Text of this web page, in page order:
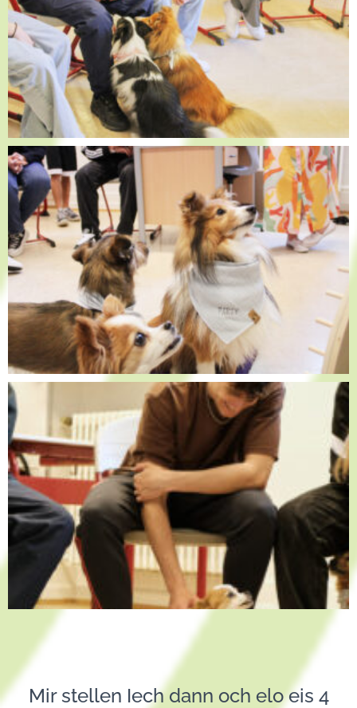
Mir stellen Iech dann och elo eis 4